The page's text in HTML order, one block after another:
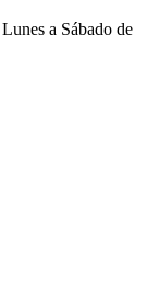
Lunes a Sábado de